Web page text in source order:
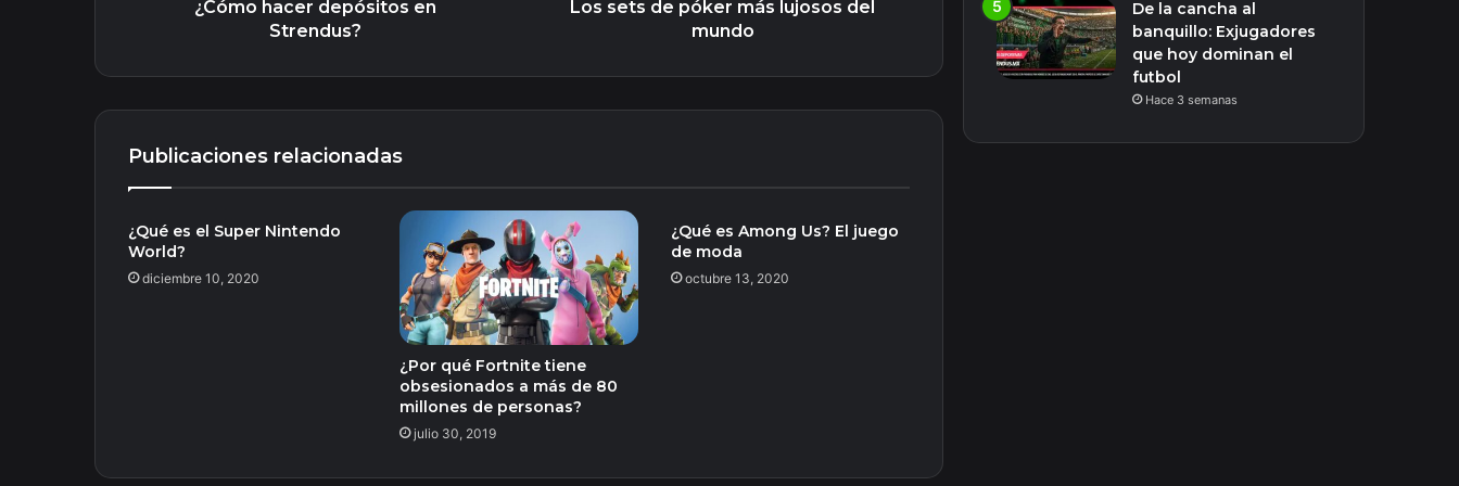
¿Cómo hacer depósitos en
Strendus?
Los sets de póker más lujosos del
mundo
Publicaciones relacionadas
¿Qué es el Super Nintendo
World?
diciembre 10, 2020
¿Por qué Fortnite tiene
obsesionados a más de 80
millones de personas?
julio 30, 2019
¿Qué es Among Us? El juego
de moda
octubre 13, 2020
De la cancha al
banquillo: Exjugadores
que hoy dominan el
futbol
Hace 3 semanas